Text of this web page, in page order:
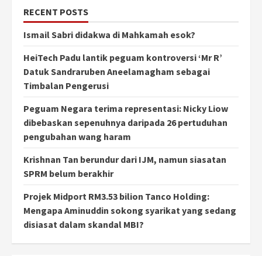
RECENT POSTS
Ismail Sabri didakwa di Mahkamah esok?
HeiTech Padu lantik peguam kontroversi ‘Mr R’
Datuk Sandraruben Aneelamagham sebagai
Timbalan Pengerusi
Peguam Negara terima representasi: Nicky Liow
dibebaskan sepenuhnya daripada 26 pertuduhan
pengubahan wang haram
Krishnan Tan berundur dari IJM, namun siasatan
SPRM belum berakhir
Projek Midport RM3.53 bilion Tanco Holding:
Mengapa Aminuddin sokong syarikat yang sedang
disiasat dalam skandal MBI?